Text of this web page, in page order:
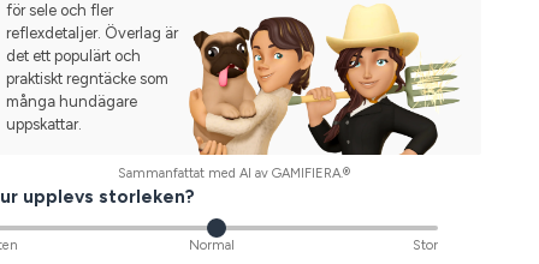
för sele och fler
reflexdetaljer. Överlag är
det ett populärt och
praktiskt regntäcke som
många hundägare
uppskattar.
Sammanfattat med AI av GAMIFIERA.®
upplevs storleken?
Normal Stor